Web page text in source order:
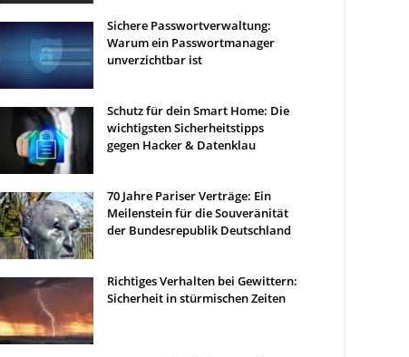
Sichere Passwortverwaltung:
Warum ein Passwortmanager
unverzichtbar ist
Schutz für dein Smart Home: Die
wichtigsten Sicherheitstipps
gegen Hacker & Datenklau
70 Jahre Pariser Verträge: Ein
Meilenstein für die Souveränität
der Bundesrepublik Deutschland
Richtiges Verhalten bei Gewittern:
Sicherheit in stürmischen Zeiten